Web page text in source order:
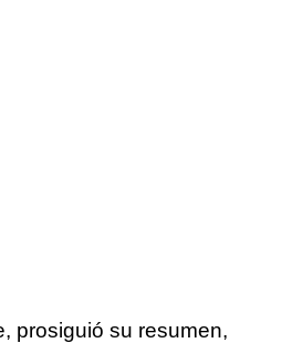
prosiguió su resumen,